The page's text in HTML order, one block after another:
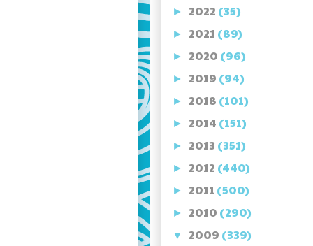
► 2022 (35)
► 2021 (89)
► 2020 (96)
► 2019 (94)
► 2018 (101)
► 2014 (151)
► 2013 (351)
► 2012 (440)
► 2011 (500)
► 2010 (290)
▼ 2009 (339)